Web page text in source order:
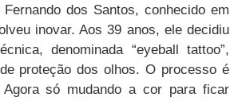
dos Santos, conhecido em
inovar. Aos 39 anos, ele decidiu
denominada “eyeball tattoo”,
proteção dos olhos. O processo é
só mudando a cor para ficar